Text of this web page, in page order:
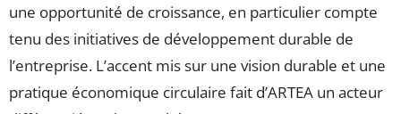
une opportunité de croissance, en particulier compte
tenu des initiatives de développement durable de
l’entreprise. L’accent mis sur une vision durable et une
pratique économique circulaire fait d’ARTEA un acteur